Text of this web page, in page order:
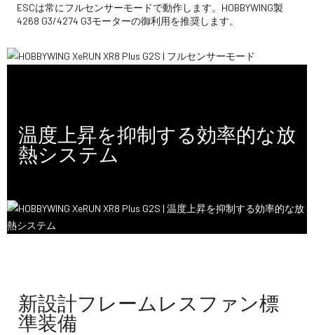
ESCは常にフルセンサーモードで動作します。HOBBYWING製
4268 G3/4274 G3モーターの御利用を推奨します。
温度上昇を抑制する効率的な放
熱システム
新設計フレームレスファン標
準装備